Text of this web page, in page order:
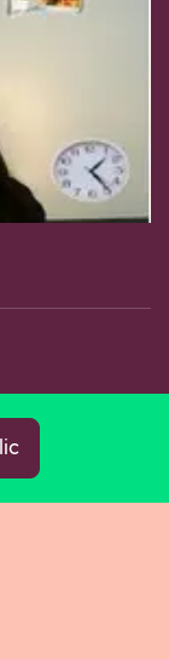
Gmail